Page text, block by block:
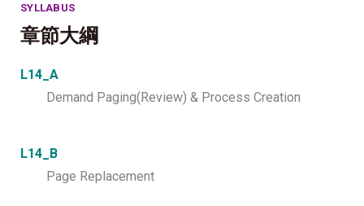
SYLLABUS
章節大綱
L14_A
Demand Paging(Review) & Process Creation
L14_B
Page Replacement